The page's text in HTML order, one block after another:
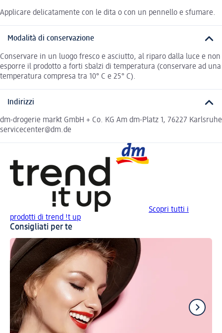
Applicare delicatamente con le dita o con un pennello e sfumare.
Modalità di conservazione
Conservare in un luogo fresco e asciutto, al riparo dalla luce e non
esporre il prodotto a forti sbalzi di temperatura (conservare ad una
temperatura compresa tra 10° C e 25° C).
Indirizzi
dm-drogerie markt GmbH + Co. KG Am dm-Platz 1, 76227 Karlsruhe
servicecenter@dm.de
Scopri tutti i
prodotti di trend !t up
Consigliati per te